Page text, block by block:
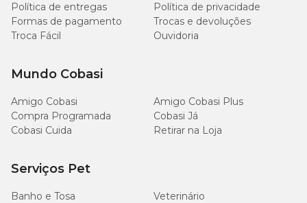
Política de entregas
Política de privacidade
Formas de pagamento
Trocas e devoluções
Troca Fácil
Ouvidoria
Mundo Cobasi
Amigo Cobasi
Amigo Cobasi Plus
Compra Programada
Cobasi Já
Cobasi Cuida
Retirar na Loja
Serviços Pet
Banho e Tosa
Veterinário